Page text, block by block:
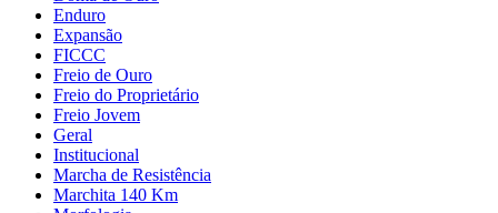
Enduro
Expansão
FICCC
Freio de Ouro
Freio do Proprietário
Freio Jovem
Geral
Institucional
Marcha de Resistência
Marchita 140 Km